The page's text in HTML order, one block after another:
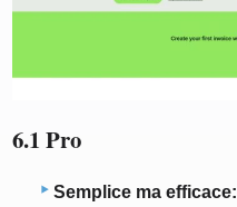
6.1 Pro
Semplice ma efficace: